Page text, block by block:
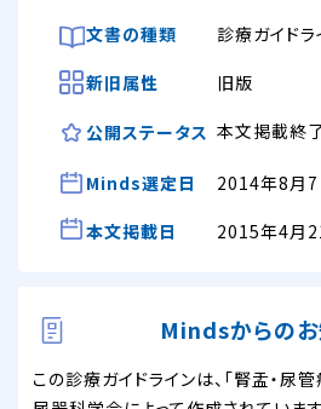
文書の種類
診療ガイドラ
新旧属性
旧版
公開ステータス 本文掲載終
Minds選定日
2014年8月7
本文掲載日
2015年4月
Mindsからのお
この診療ガイドラインは、「腎盂・尿